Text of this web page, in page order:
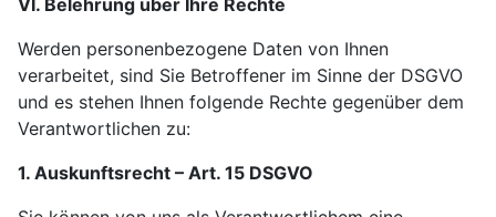
VI. Belehrung über Ihre Rechte
Werden personenbezogene Daten von Ihnen
verarbeitet, sind Sie Betroffener im Sinne der DSGVO
und es stehen Ihnen folgende Rechte gegenüber dem
Verantwortlichen zu:
1. Auskunftsrecht – Art. 15 DSGVO